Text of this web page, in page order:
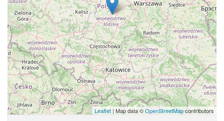
Leaflet| Map data ©OpenStreetMapcontributors